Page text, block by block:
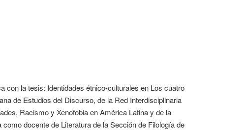
con la tesis: Identidades étnico-culturales en Los cuatro
de Estudios del Discurso, de la Red Interdisciplinaria
Racismo y Xenofobia en América Latina y de la
docente de Literatura de la Sección de Filología de